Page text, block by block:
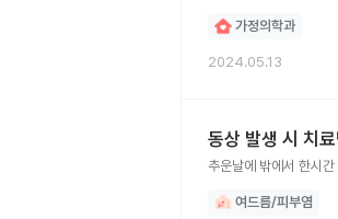
가정의학과
2024.05.13
동상 발생 시 치
추운날에 밖에서 한시
여드름/피부염